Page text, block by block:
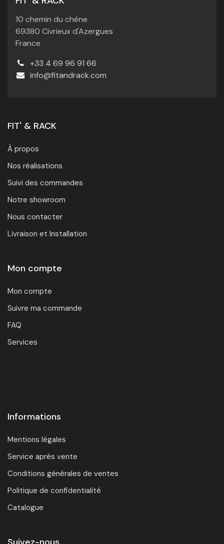
10 chemin du chêne
69380 Civrieux d'Azergues
France
+33 4 69 96 91 66
info@fitandrack.com
FIT' & RACK
À propos
Nos réalisations
Suivi des commandes
Notre showroom
Nous contacter
Livraison et Installation
Mon compte
Mon compte
Suivre ma commande
FAQ
Services
Informations
Mentions légales
Service après vente
Conditions générales de ventes
Politique de confidentialité
Catalogue